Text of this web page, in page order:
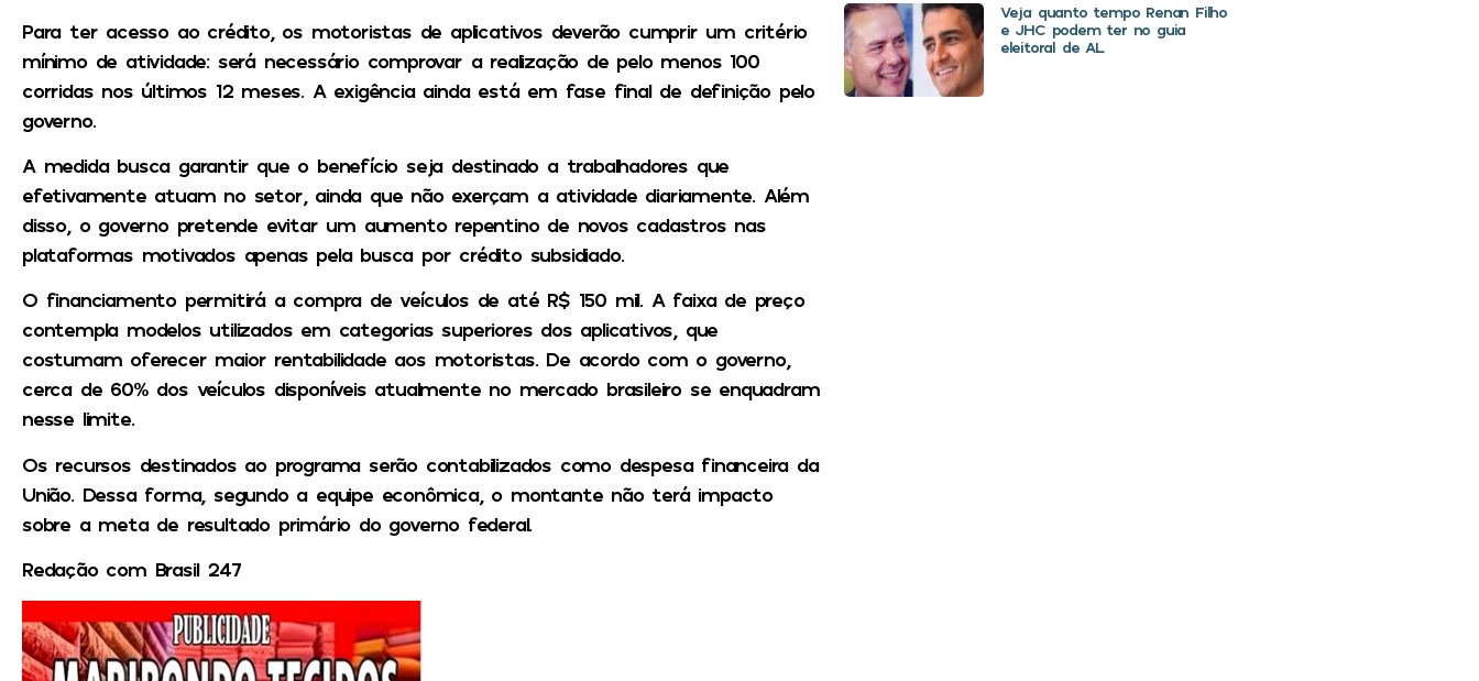
Para ter acesso ao crédito, os motoristas de aplicativos deverão cumprir um critério
mínimo de atividade: será necessário comprovar a realização de pelo menos 100
corridas nos últimos 12 meses. A exigência ainda está em fase final de definição pelo
governo.
A medida busca garantir que o benefício seja destinado a trabalhadores que
efetivamente atuam no setor, ainda que não exerçam a atividade diariamente. Além
disso, o governo pretende evitar um aumento repentino de novos cadastros nas
plataformas motivados apenas pela busca por crédito subsidiado.
O financiamento permitirá a compra de veículos de até R$ 150 mil. A faixa de preço
contempla modelos utilizados em categorias superiores dos aplicativos, que
costumam oferecer maior rentabilidade aos motoristas. De acordo com o governo,
cerca de 60% dos veículos disponíveis atualmente no mercado brasileiro se enquadram
nesse limite.
Os recursos destinados ao programa serão contabilizados como despesa financeira da
União. Dessa forma, segundo a equipe econômica, o montante não terá impacto
sobre a meta de resultado primário do governo federal.
Redação com Brasil 247
Veja quanto tempo Renan Filho
e JHC podem ter no guia
eleitoral de AL